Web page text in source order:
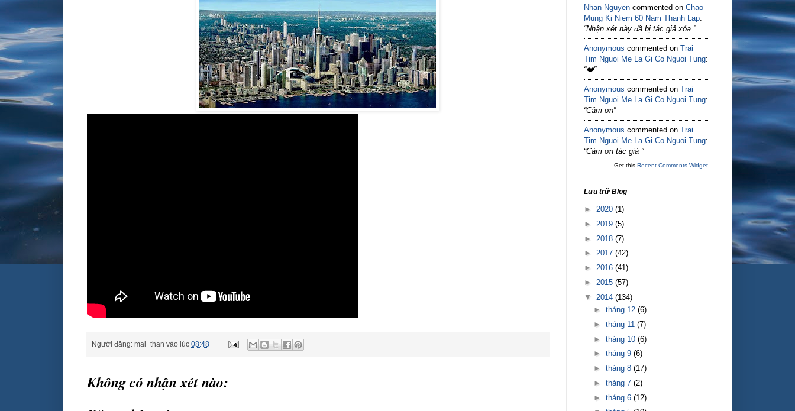
Người đăng: mai_than vào lúc 08:48
Không có nhận xét nào:
Nhan Nguyen commented on Chao
Mung Ki Niem 60 Nam Thanh Lap:
“Nhận xét này đã bị tác giả xóa.”
Anonymous commented on Trai
Tim Nguoi Me La Gi Co Nguoi Tung:
“❤️”
Anonymous commented on Trai
Tim Nguoi Me La Gi Co Nguoi Tung:
“Cảm ơn”
Anonymous commented on Trai
Tim Nguoi Me La Gi Co Nguoi Tung:
“Cảm ơn tác giả ”
Get this Recent Comments Widget
Lưu trữ Blog
► 2020 (1)
► 2019 (5)
► 2018 (7)
► 2017 (42)
► 2016 (41)
► 2015 (57)
▼ 2014 (134)
► tháng 12 (6)
► tháng 11 (7)
► tháng 10 (6)
► tháng 9 (6)
► tháng 8 (17)
► tháng 7 (2)
► tháng 6 (12)